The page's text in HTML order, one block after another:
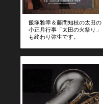
飯塚雅幸＆藤間知枝の太田の
小正月行事「太田の火祭り」
も終わり弥生です。